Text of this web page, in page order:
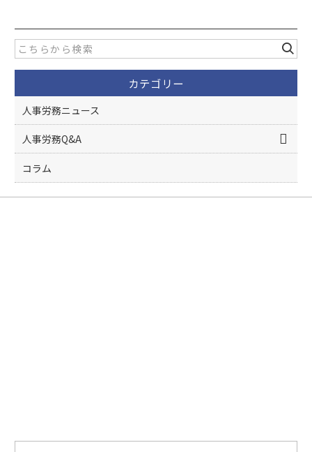
e
b
o
o
k
er
カテゴリー
人事労務ニュース
人事労務Q&A
コラム